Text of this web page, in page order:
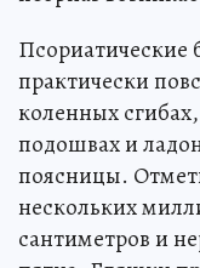
Псориатические
практически
коленных
подошвах и
поясницы.
нескольких
сантиметров и